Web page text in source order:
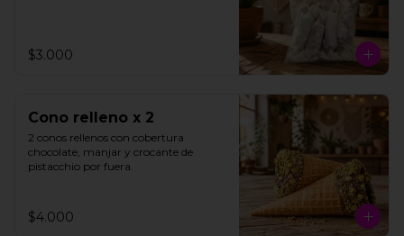
$3.000
Cono relleno x 2
2 conos rellenos con cobertura
chocolate, manjar y crocante de
pistacchio por fuera.
$4.000